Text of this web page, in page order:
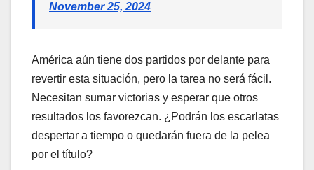
November 25, 2024
América aún tiene dos partidos por delante para
revertir esta situación, pero la tarea no será fácil.
Necesitan sumar victorias y esperar que otros
resultados los favorezcan. ¿Podrán los escarlatas
despertar a tiempo o quedarán fuera de la pelea
por el título?